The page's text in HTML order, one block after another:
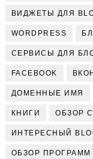
ВИДЖЕТЫ ДЛЯ
WORDPRESS
СЕРВИСЫ ДЛЯ
FACEBOOK
ДОМЕННЫЕ ИМЯ
КНИГИ ОБЗОР
ИНТЕРЕСНЫЙ
ОБЗОР ПРОГРАММ